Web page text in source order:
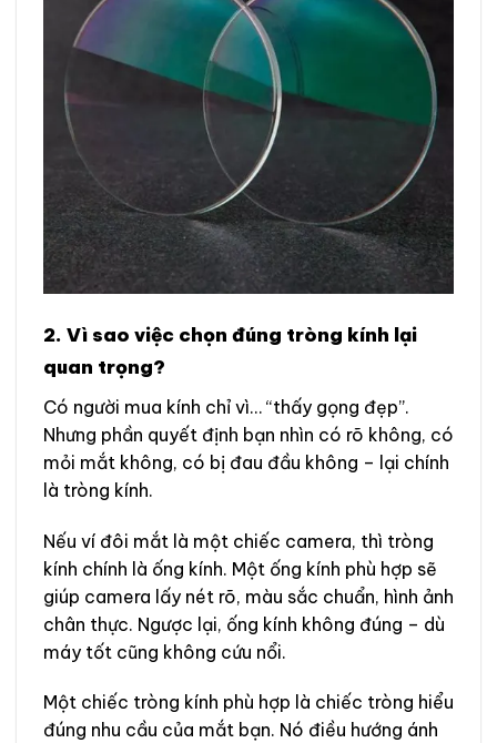
2. Vì sao việc chọn đúng tròng kính lại
quan trọng?
Có người mua kính chỉ vì… “thấy gọng đẹp”.
Nhưng phần quyết định bạn nhìn có rõ không, có
mỏi mắt không, có bị đau đầu không – lại chính
là tròng kính.
Nếu ví đôi mắt là một chiếc camera, thì tròng
kính chính là ống kính. Một ống kính phù hợp sẽ
giúp camera lấy nét rõ, màu sắc chuẩn, hình ảnh
chân thực. Ngược lại, ống kính không đúng – dù
máy tốt cũng không cứu nổi.
Một chiếc tròng kính phù hợp là chiếc tròng hiểu
đúng nhu cầu của mắt bạn. Nó điều hướng ánh